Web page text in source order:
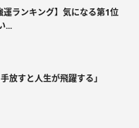
運ランキング】気になる第1位
...
放すと人生が飛躍する」